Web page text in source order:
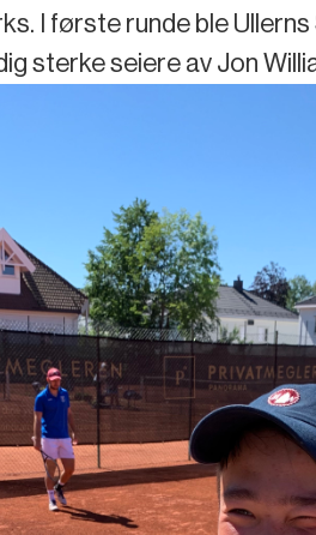
I første runde ble
sterke seiere av Jon